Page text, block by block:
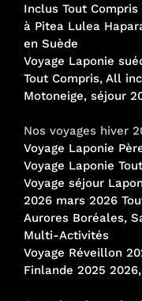
Inclus Tout
à Pitea Lulea
en Suède
Voyage Laponie
Tout Compris, All
Motoneige, séjour
Nos voyages hiver
Voyage Laponie
Voyage Laponie
Voyage séjour
2026 mars 2026
Aurores Boréales,
Multi-Activités
Voyage Réveillon
Finlande 2025